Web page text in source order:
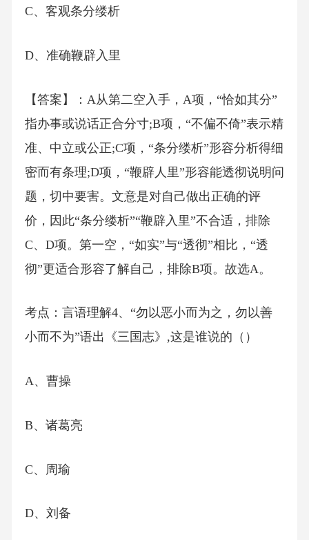
C、客观条分缕析
D、准确鞭辟入里
【答案】：A从第二空入手，A项，“恰如其分”
指办事或说话正合分寸;B项，“不偏不倚”表示精
准、中立或公正;C项，“条分缕析”形容分析得细
密而有条理;D项，“鞭辟人里”形容能透彻说明问
题，切中要害。文意是对自己做出正确的评
价，因此“条分缕析”“鞭辟入里”不合适，排除
C、D项。第一空，“如实”与“透彻”相比，“透
彻”更适合形容了解自己，排除B项。故选A。
考点：言语理解4、“勿以恶小而为之，勿以善
小而不为”语出《三国志》,这是谁说的（）
A、曹操
B、诸葛亮
C、周瑜
D、刘备